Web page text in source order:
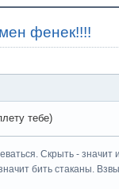
фенек!!!!
тебе)
Скрыть - значит
бить стаканы.